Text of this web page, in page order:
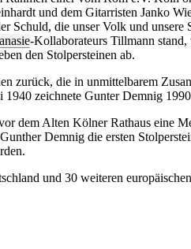
und dem Gitarristen Janko
Schuld, die unser Volk und
-Kollaborateurs Tillmann
den Stolpersteinen ab.
zurück, die in unmittelbarem
zeichnete Gunter Demnig
dem Alten Kölner Rathaus eine
Demnig die ersten
und 30 weiteren